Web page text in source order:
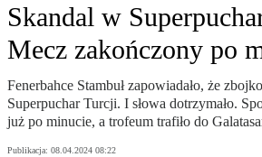
Skandal w
Mecz zakończony po
Fenerbahce Stambuł zapowiadało, że
Superpuchar Turcji. I słowa dotrzymało.
już po minucie, a trofeum trafiło do
Publikacja: 08.04.2024 08:22